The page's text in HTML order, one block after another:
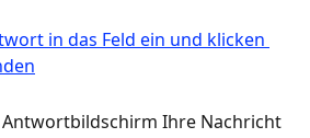
Antwortbildschirm Ihre Nachricht